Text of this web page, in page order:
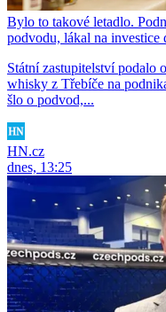
Bylo to takové letadlo.
podvodu, lákal na
Státní zastupitelství podalo
whisky z Třebíče na
šlo o podvod,...
HN.cz
dnes, 13:25